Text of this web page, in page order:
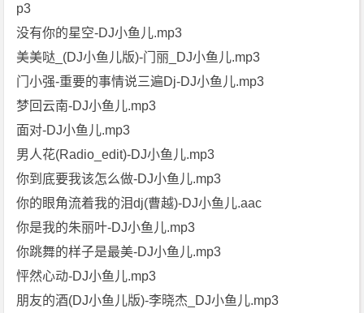
p3
没有你的星空-DJ小鱼儿.mp3
美美哒_(DJ小鱼儿版)-门丽_DJ小鱼儿.mp3
门小强-重要的事情说三遍Dj-DJ小鱼儿.mp3
梦回云南-DJ小鱼儿.mp3
面对-DJ小鱼儿.mp3
男人花(Radio_edit)-DJ小鱼儿.mp3
你到底要我该怎么做-DJ小鱼儿.mp3
你的眼角流着我的泪dj(曹越)-DJ小鱼儿.aac
你是我的朱丽叶-DJ小鱼儿.mp3
你跳舞的样子是最美-DJ小鱼儿.mp3
怦然心动-DJ小鱼儿.mp3
朋友的酒(DJ小鱼儿版)-李晓杰_DJ小鱼儿.mp3